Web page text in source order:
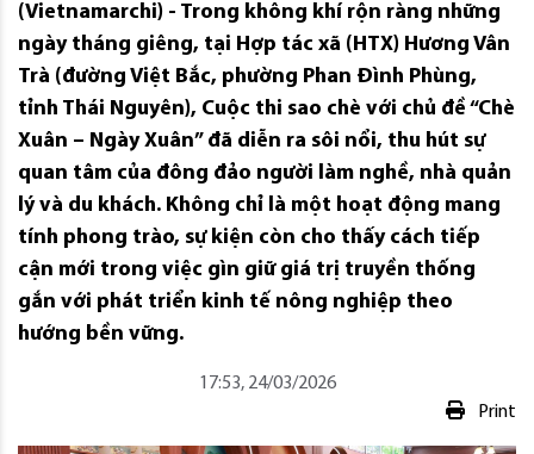
(Vietnamarchi) - Trong không khí rộn ràng những
ngày tháng giêng, tại Hợp tác xã (HTX) Hương Vân
Trà (đường Việt Bắc, phường Phan Đình Phùng,
tỉnh Thái Nguyên), Cuộc thi sao chè với chủ đề “Chè
Xuân – Ngày Xuân” đã diễn ra sôi nổi, thu hút sự
quan tâm của đông đảo người làm nghề, nhà quản
lý và du khách. Không chỉ là một hoạt động mang
tính phong trào, sự kiện còn cho thấy cách tiếp
cận mới trong việc gìn giữ giá trị truyền thống
gắn với phát triển kinh tế nông nghiệp theo
hướng bền vững.
17:53, 24/03/2026
Print